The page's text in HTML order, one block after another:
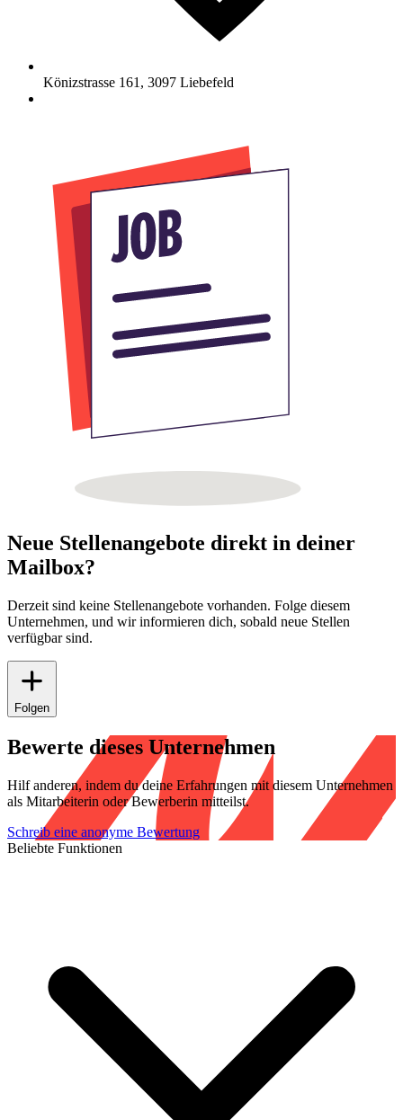
Könizstrasse 161 , 3097 Liebefeld
Neue Stellenangebote direkt in deiner
Mailbox?
Derzeit sind keine Stellenangebote vorhanden. Folge diesem
Unternehmen, und wir informieren dich, sobald neue Stellen
verfügbar sind.
Folgen
Bewerte dieses Unternehmen
Hilf anderen, indem du deine Erfahrungen mit diesem Unternehmen
als Mitarbeiterin oder Bewerberin mitteilst.
Schreib eine anonyme Bewertung
Beliebte Funktionen